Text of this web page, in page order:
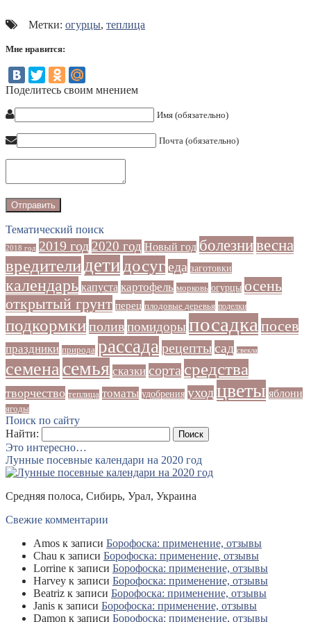
Метки: огурцы, теплица
Мне нравится:
Поделитесь своим мнением
Имя (обязательно)
Почта (обязательно)
Тематический поиск
2018 год 2019 год 2020 год Новый год болезнивесна
вредители дети досугеда заготовки
календарь капуста картофель морковь огурцы осень
открытый грунт перец плодовые деревья поделки
подкормкиполивпомидоры посадка посев
праздники природа рассада рецептысад свекла
семена семья сказки сорта средства
творчество теплица томаты удобрения уходцветы яблони
ягоды
Поиск по сайту
Найти:
Это интересно…
Лунные посевные календари на 2020 год
Средняя полоса, Сибирь, Урал, Украина
Свежие комментарии
Amos к записи Борофоска: применение, отзывы
Chau к записи Борофоска: применение, отзывы
Lorrine к записи Борофоска: применение, отзывы
Harvey к записи Борофоска: применение, отзывы
Beatriz к записи Борофоска: применение, отзывы
Janis к записи Борофоска: применение, отзывы
Damon к записи Борофоска: применение, отзывы